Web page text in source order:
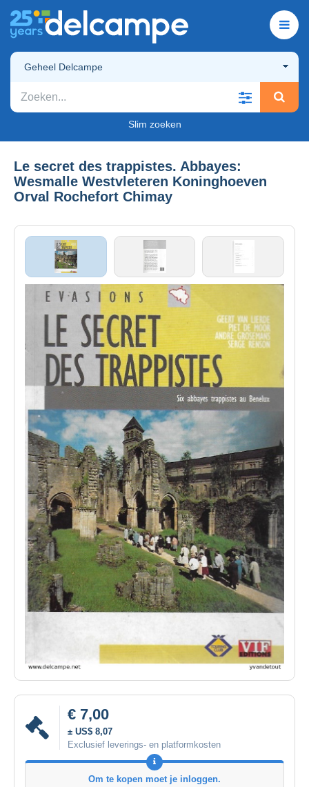
Geheel Delcampe
Slim zoeken
Le secret des trappistes. Abbayes:
Wesmalle Westvleteren Koninghoeven
Orval Rochefort Chimay
€ 7,00
± US$ 8,07
Exclusief leverings- en platformkosten
Om te kopen moet je inloggen.